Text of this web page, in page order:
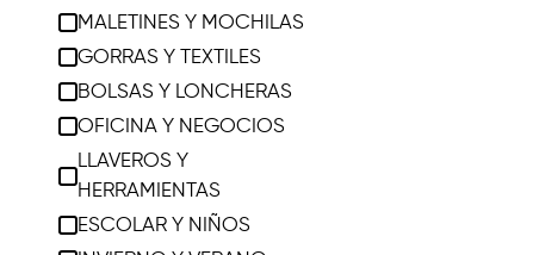
MALETINES Y MOCHILAS
GORRAS Y TEXTILES
BOLSAS Y LONCHERAS
OFICINA Y NEGOCIOS
LLAVEROS Y
HERRAMIENTAS
ESCOLAR Y NIÑOS